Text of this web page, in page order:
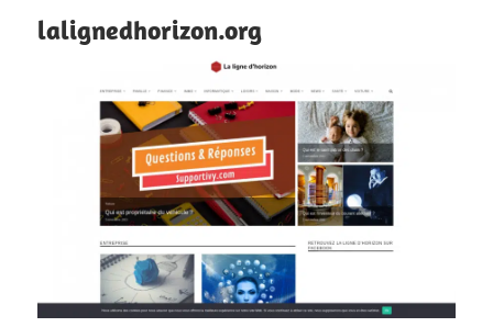
lalignedhorizon.org